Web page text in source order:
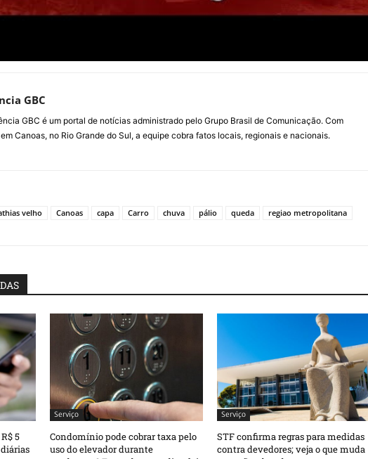
GBC
GBC é um portal de notícias administrado pelo Grupo Brasil de Comunicação. Com
Canoas, no Rio Grande do Sul, a equipe cobra fatos locais, regionais e nacionais.
velho Canoas capa Carro chuva pálio queda
regiao metropolitana
5
Serviço
Condomínio pode cobrar taxa pelo
uso do elevador durante
Serviço
STF confirma regras para medidas
contra devedores; veja o que muda